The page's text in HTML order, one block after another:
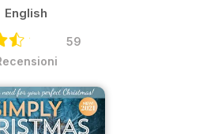
English
59